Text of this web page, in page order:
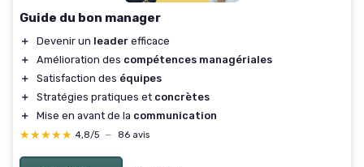
Guide du bon manager
＋ Devenir un leader efficace
＋
Amélioration des compétences managériales
＋
Satisfaction des équipes
＋
Stratégies pratiques et concrètes
＋
Mise en avant de la communication
★★★★★
★★★★★ 4,8/5 — 86 avis